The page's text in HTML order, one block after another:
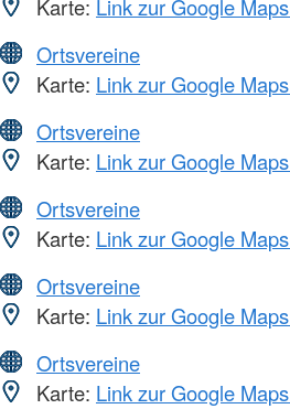
Karte: Link zur Google
Ortsvereine
Karte: Link zur Google
Ortsvereine
Karte: Link zur Google
Ortsvereine
Karte: Link zur Google
Ortsvereine
Karte: Link zur Google
Ortsvereine
Karte: Link zur Google